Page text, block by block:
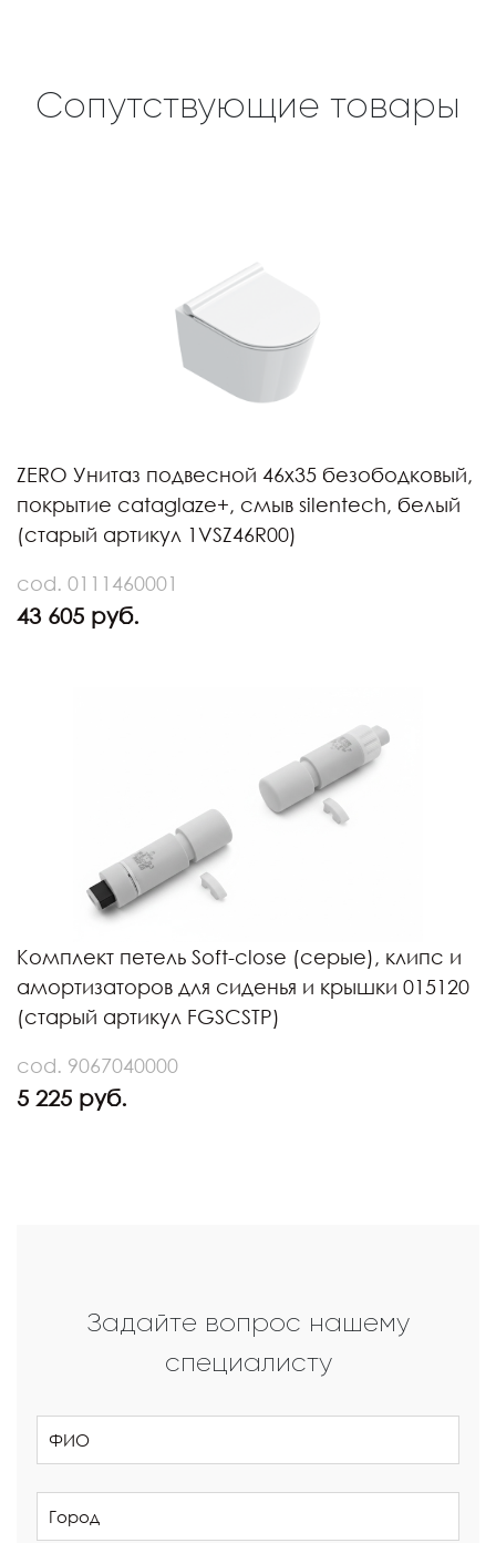
Сопутствующие товары
ZERO Унитаз подвесной 46х35 безободковый,
покрытие cataglaze+, смыв silentech, белый
(старый артикул 1VSZ46R00)
cod. 0111460001
43 605 руб.
Комплект петель Soft-close (серые), клипс и
амортизаторов для сиденья и крышки 015120
(старый артикул FGSCSTP)
cod. 9067040000
5 225 руб.
Задайте вопрос нашему
специалисту